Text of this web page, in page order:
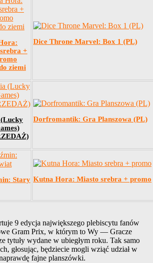
+
ziemi
Dice Throne Marvel: Box 1 (PL)
Dorfromantik: Gra Planszowa (PL)
Stary Kutna Hora: Miasto srebra + promo
9 edycja największego plebiscytu fanów
Gram Prix, w którym to Wy — Gracze
tytuły wydane w ubiegłym roku. Tak samo
głosując, będziecie mogli wziąć udział w
fajne planszówki.